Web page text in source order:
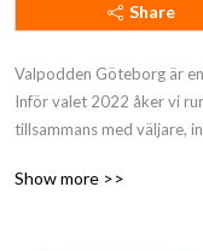
Share
Valpodden Göteborg är
Inför valet 2022 åker vi
tillsammans med väljare,
Show more >>